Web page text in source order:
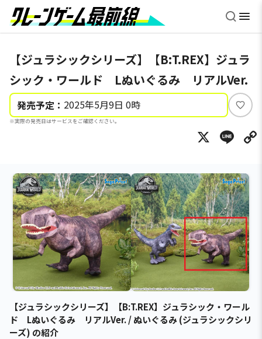
【ジュラシックシリーズ】【B:T.REX】ジュラ
シック・ワールド Lぬいぐるみ リアルVer.
発売予定： 2025年5月9日 0時
※実際の発売日はサービスをご確認ください。
い
ね
X
【ジュラシックシリーズ】【B:T.REX】ジュラシック・ワール
ド Lぬいぐるみ リアルVer. / ぬいぐるみ (ジュラシックシリ
ーズ) の紹介